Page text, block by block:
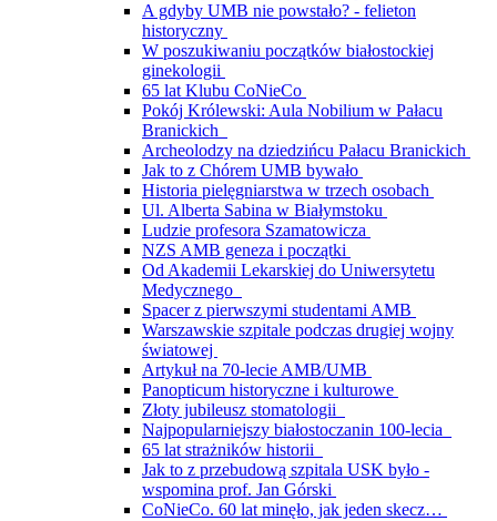
A gdyby UMB nie powstało? - felieton
historyczny
W poszukiwaniu początków białostockiej
ginekologii
65 lat Klubu CoNieCo
Pokój Królewski: Aula Nobilium w Pałacu
Branickich
Archeolodzy na dziedzińcu Pałacu Branickich
Jak to z Chórem UMB bywało
Historia pielęgniarstwa w trzech osobach
Ul. Alberta Sabina w Białymstoku
Ludzie profesora Szamatowicza
NZS AMB geneza i początki
Od Akademii Lekarskiej do Uniwersytetu
Medycznego
Spacer z pierwszymi studentami AMB
Warszawskie szpitale podczas drugiej wojny
światowej
Artykuł na 70-lecie AMB/UMB
Panopticum historyczne i kulturowe
Złoty jubileusz stomatologii
Najpopularniejszy białostoczanin 100-lecia
65 lat strażników historii
Jak to z przebudową szpitala USK było -
wspomina prof. Jan Górski
CoNieCo. 60 lat minęło, jak jeden skecz…